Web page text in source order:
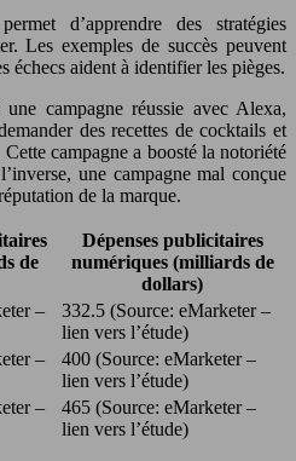
d’apprendre des stratégies
Les exemples de succès peuvent
échecs aident à identifier les pièges.
campagne réussie avec Alexa,
des recettes de cocktails et
campagne a boosté la notoriété
une campagne mal conçue
de la marque.
de
Dépenses publicitaires
numériques (milliards de
dollars)
–
332.5 (Source: eMarketer –
lien vers l’étude)
–
400 (Source: eMarketer –
lien vers l’étude)
–
465 (Source: eMarketer –
lien vers l’étude)